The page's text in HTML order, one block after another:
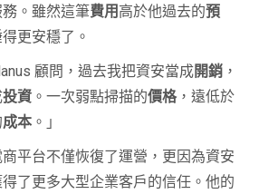
。雖然這筆費用 高於他過去的預
更安穩了。
顧問，過去我把資安當成開銷 ，
投資 。一次弱點掃描的價格，遠低於
成本 。」
平台不僅恢復了運營，更因為資安
了更多大型企業客戶的信任。他的